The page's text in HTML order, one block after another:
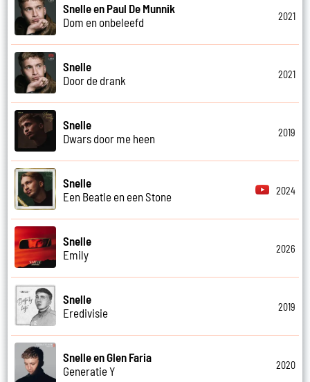
Snelle en Paul De Munnik
Dom en onbeleefd
2021
Snelle
Door de drank
2021
Snelle
Dwars door me heen
2019
Snelle
Een Beatle en een Stone
2024
Snelle
Emily
2026
Snelle
Eredivisie
2019
Snelle en Glen Faria
Generatie Y
2020